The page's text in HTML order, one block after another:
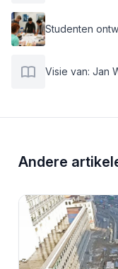
Studenten
Visie van: Jan
Andere